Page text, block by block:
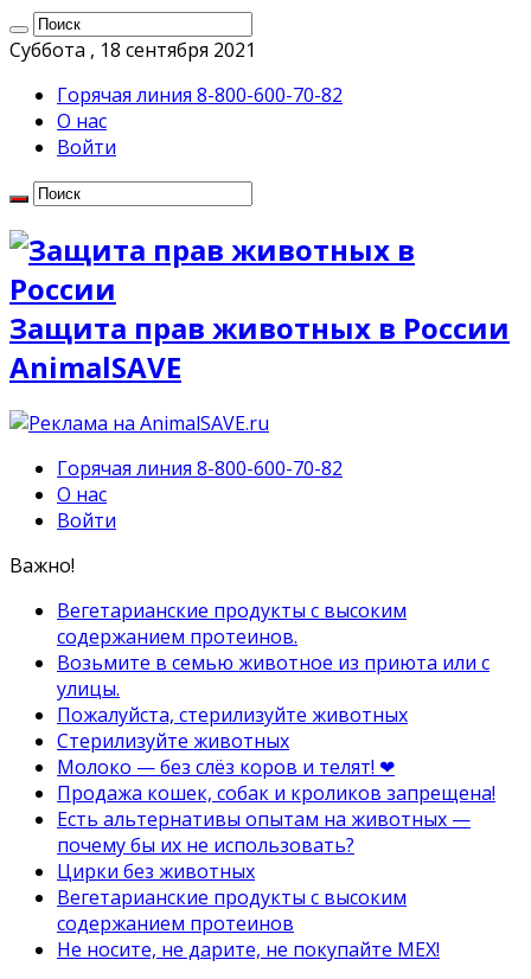
Суббота , 18 сентября 2021
Горячая линия 8-800-600-70-82
О нас
Войти
Защита прав животных в России
AnimalSAVE
Горячая линия 8-800-600-70-82
О нас
Войти
Важно!
Вегетарианские продукты с высоким
содержанием протеинов.
Возьмите в семью животное из приюта или с
улицы.
Пожалуйста, стерилизуйте животных
Стерилизуйте животных
Молоко — без слёз коров и телят! ❤
Продажа кошек, собак и кроликов запрещена!
Есть альтернативы опытам на животных —
почему бы их не использовать?
Цирки без животных
Вегетарианские продукты с высоким
содержанием протеинов
Не носите, не дарите, не покупайте МЕХ!